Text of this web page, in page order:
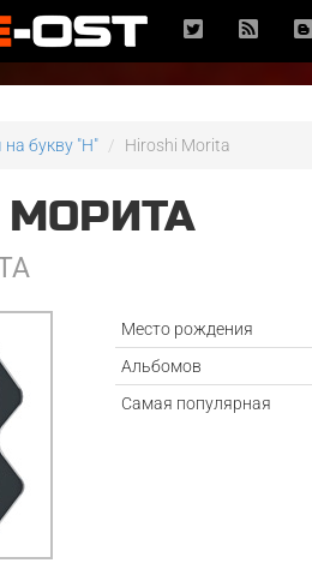
букву "H" Hiroshi Morita
МОРИТА
Место рождения
Альбомов
Самая популярная